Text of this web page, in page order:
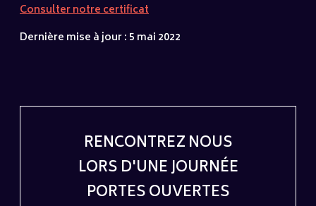
Consulter notre certificat
Dernière mise à jour : 5 mai 2022
RENCONTREZ NOUS
LORS D'UNE JOURNÉE
PORTES OUVERTES